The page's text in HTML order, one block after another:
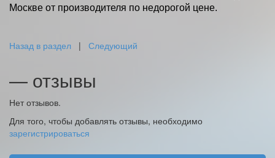
Москве от производителя по недорогой цене.
Назад в раздел | Следующий
— отзывы
Нет отзывов.
Для того, чтобы добавлять отзывы, необходимо
зарегистрироваться